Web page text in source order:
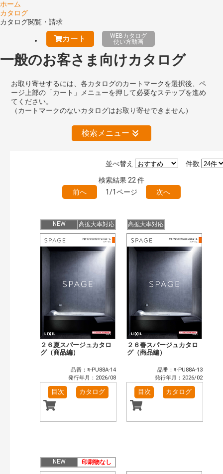
ホーム
カタログ
カタログ閲覧・請求
カート
WEBカタログ
使い方動画
一般のお客さま向けカタログ
お取り寄せするには、各カタログのカートマークを選択後、ペ
ージ上部の「カート」メニューを押して必要なステップを進め
てください。
（カートマークのないカタログはお取り寄せできません）
検索メニュー
絞り込みの解除
目次も検索
おすすめハッシュタグ
まずはここから（4）
施工イメージ・アイデア集（6）
補助金・優遇制度を知る（1）
窓・シャッター（67）
玄関ドア・引戸（26）
エクステリア（66）
タイル建材（16）
キッチン（17）
浴室（22）
洗面化粧室（15）
太陽光発電・屋根・外壁（64）
高性能住宅工法（33）
ビル・マンション・店舗（2）
その他（30）
発行年で検索
件数
並べ替え
検索結果 22 件
前へ
1/1ページ 次へ
NEW 高拡大率対応
２６夏スパージュカタロ
グ（商品編）
品番：ﾖ-PU88A-14
発行年月：2026/08
目次 カタログ
高拡大率対応
２６春スパージュカタロ
グ（商品編）
品番：ﾖ-PU88A-13
発行年月：2026/02
目次 カタログ
NEW 印刷物なし